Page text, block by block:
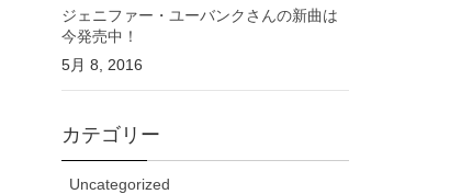
ジェニファー・ユーバンクさんの新曲は
今発売中！
5月 8, 2016
カテゴリー
Uncategorized